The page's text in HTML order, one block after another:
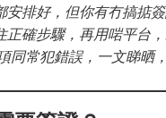
排好，但你有冇搞掂
確步驟，再用啱平台
同常犯錯誤，一文睇晒